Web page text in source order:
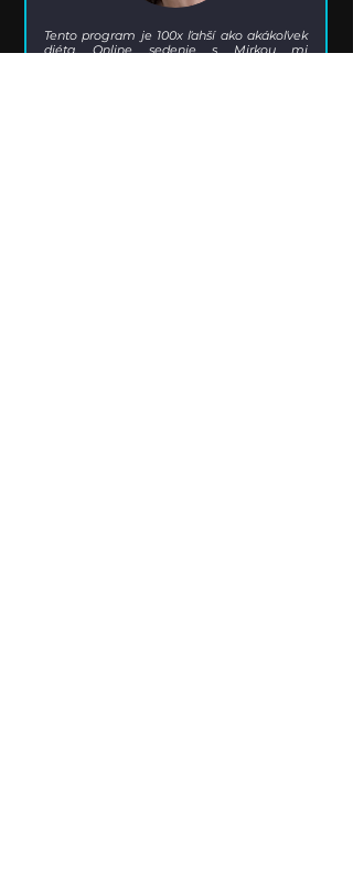
Tento program je 100x ľahší ako akákoľvek
diéta. Online sedenie s Mirkou mi